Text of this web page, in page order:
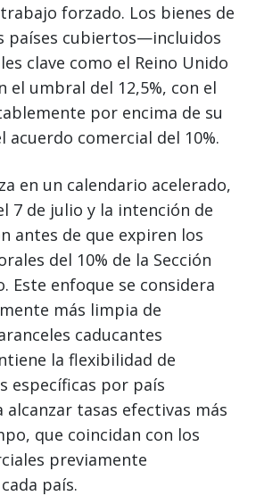
forzado. Los bienes de
países cubiertos—incluidos
clave como el Reino Unido
umbral del 12,5%, con el
por encima de su
acuerdo comercial del 10%.
en un calendario acelerado,
7 de julio y la intención de
antes de que expiren los
del 10% de la Sección
Este enfoque se considera
más limpia de
caducantes
la flexibilidad de
específicas por país
alcanzar tasas efectivas más
que coincidan con los
previamente
país.